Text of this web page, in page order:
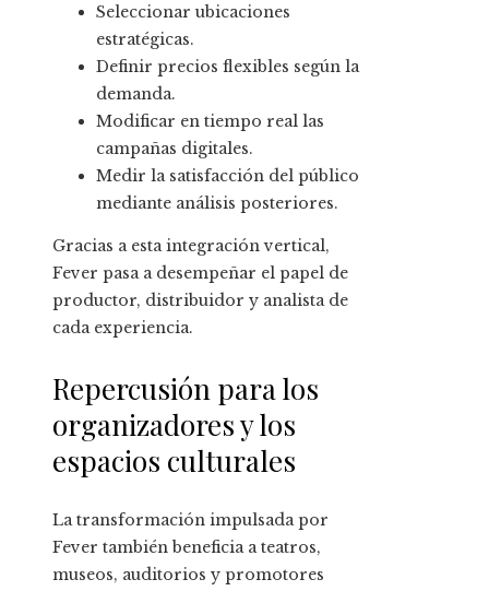
Seleccionar ubicaciones
estratégicas.
Definir precios flexibles según la
demanda.
Modificar en tiempo real las
campañas digitales.
Medir la satisfacción del público
mediante análisis posteriores.
Gracias a esta integración vertical,
Fever pasa a desempeñar el papel de
productor, distribuidor y analista de
cada experiencia.
Repercusión para los
organizadores y los
espacios culturales
La transformación impulsada por
Fever también beneficia a teatros,
museos, auditorios y promotores